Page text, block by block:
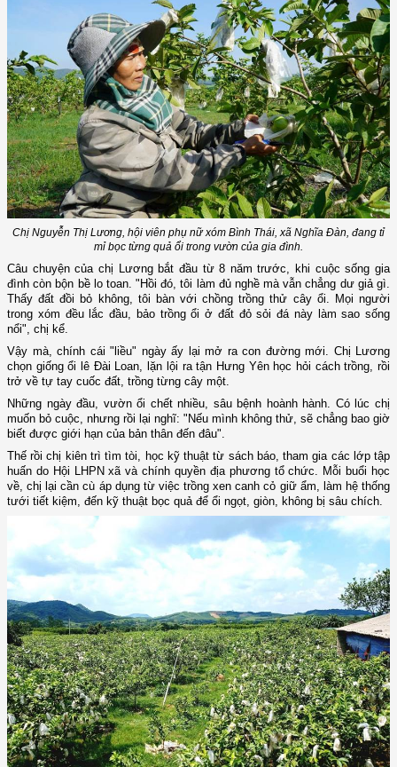
Chị Nguyễn Thị Lương, hội viên phụ nữ xóm Bình Thái, xã Nghĩa Đàn, đang tỉ
mỉ bọc từng quả ổi trong vườn của gia đình.
Câu chuyện của chị Lương bắt đầu từ 8 năm trước, khi cuộc sống gia
đình còn bộn bề lo toan. "Hồi đó, tôi làm đủ nghề mà vẫn chẳng dư giả gì.
Thấy đất đồi bỏ không, tôi bàn với chồng trồng thử cây ổi. Mọi người
trong xóm đều lắc đầu, bảo trồng ổi ở đất đỏ sỏi đá này làm sao sống
nổi", chị kể.
Vậy mà, chính cái "liều" ngày ấy lại mở ra con đường mới. Chị Lương
chọn giống ổi lê Đài Loan, lặn lội ra tận Hưng Yên học hỏi cách trồng, rồi
trở về tự tay cuốc đất, trồng từng cây một.
Những ngày đầu, vườn ổi chết nhiều, sâu bệnh hoành hành. Có lúc chị
muốn bỏ cuộc, nhưng rồi lại nghĩ: "Nếu mình không thử, sẽ chẳng bao giờ
biết được giới hạn của bản thân đến đâu".
Thế rồi chị kiên trì tìm tòi, học kỹ thuật từ sách báo, tham gia các lớp tập
huấn do Hội LHPN xã và chính quyền địa phương tổ chức. Mỗi buổi học
về, chị lại cần cù áp dụng từ việc trồng xen canh cỏ giữ ẩm, làm hệ thống
tưới tiết kiệm, đến kỹ thuật bọc quả để ổi ngọt, giòn, không bị sâu chích.